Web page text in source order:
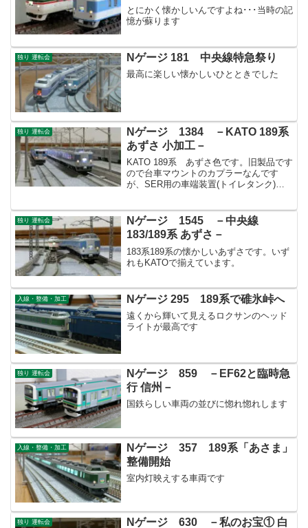
とにかく懐かしいんですよね･･･当時の記
憶が蘇ります
独り 運転会 Nゲージ 181 中央線特急祭り
最高に楽しい懐かしいひとときでした
独り 運転会
Nゲージ 1384 －KATO 189系
あずさ 小加工－
KATO 189系 あずさ色です。旧製品です
ので台車マウントのカプラーなんです
が、SER用の車端装置(トイレタンク)が
独り 運転会
Nゲージ 1545 －中央線
183/189系 あずさ－
183系189系の懐かしいあずさです。いず
れもKATOで揃えています。
入線・整備・加工 Nゲージ 295 189系で碓氷峠へ
遠くから輝いて見えるロクサンのヘッド
ライトが最高です
独り 運転会
Nゲージ 859 －EF62と臨時急
行 信州－
国鉄らしい車両の並びに惚れ惚れします
入線・整備・加工
Nゲージ 357 189系「あさま」
整備開始
室内灯映えする車両です
独り 運転会 Nゲージ 630 －私のお宝① 白